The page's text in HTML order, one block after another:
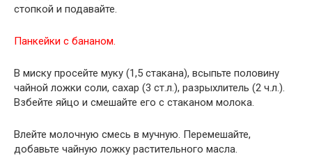
стопкой и подавайте.
Панкейки с бананом.
В миску просейте муку (1,5 стакана), всыпьте половину
чайной ложки соли, сахар (3 ст.л.), разрыхлитель (2 ч.л.).
Взбейте яйцо и смешайте его с стаканом молока.
Влейте молочную смесь в мучную. Перемешайте,
добавьте чайную ложку растительного масла.